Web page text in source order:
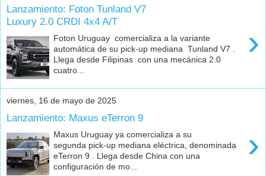
Lanzamiento: Foton Tunland V7
Luxury 2.0 CRDI 4x4 A/T
›
Foton Uruguay comercializa a la variante
automática de su pick-up mediana Tunland V7 .
Llega desde Filipinas con una mecánica 2.0
cuatro...
viernes, 16 de mayo de 2025
Lanzamiento: Maxus eTerron 9
›
Maxus Uruguay ya comercializa a su
segunda pick-up mediana eléctrica, denominada
eTerron 9 . Llega desde China con una
configuración de mo...